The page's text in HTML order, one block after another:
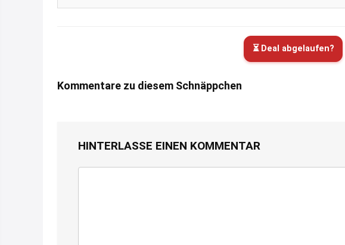
⏳ Deal abgelaufen?
Kommentare zu diesem Schnäppchen
HINTERLASSE EINEN KOMMENTAR